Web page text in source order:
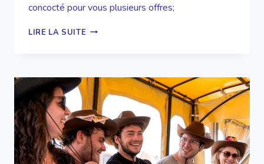
concocté pour vous plusieurs offres;
LIRE LA SUITE 6
PRÉPARER
LES
SÉMINAIRES
D’ÉTÉ
!